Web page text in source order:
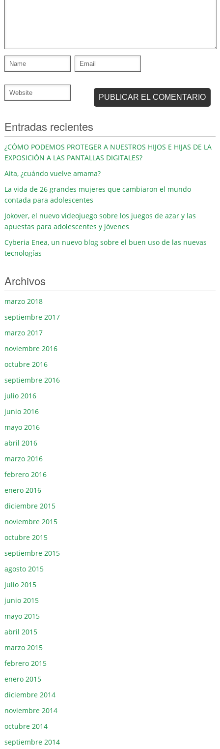
Entradas recientes
¿CÓMO PODEMOS PROTEGER A NUESTROS HIJOS E HIJAS DE LA
EXPOSICIÓN A LAS PANTALLAS DIGITALES?
Aita, ¿cuándo vuelve amama?
La vida de 26 grandes mujeres que cambiaron el mundo
contada para adolescentes
Jokover, el nuevo videojuego sobre los juegos de azar y las
apuestas para adolescentes y jóvenes
Cyberia Enea, un nuevo blog sobre el buen uso de las nuevas
tecnologías
Archivos
marzo 2018
septiembre 2017
marzo 2017
noviembre 2016
octubre 2016
septiembre 2016
julio 2016
junio 2016
mayo 2016
abril 2016
marzo 2016
febrero 2016
enero 2016
diciembre 2015
noviembre 2015
octubre 2015
septiembre 2015
agosto 2015
julio 2015
junio 2015
mayo 2015
abril 2015
marzo 2015
febrero 2015
enero 2015
diciembre 2014
noviembre 2014
octubre 2014
septiembre 2014